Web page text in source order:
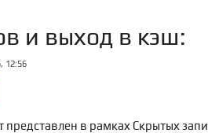
и выход в кэш:
12:56
представлен в рамках Скрытых